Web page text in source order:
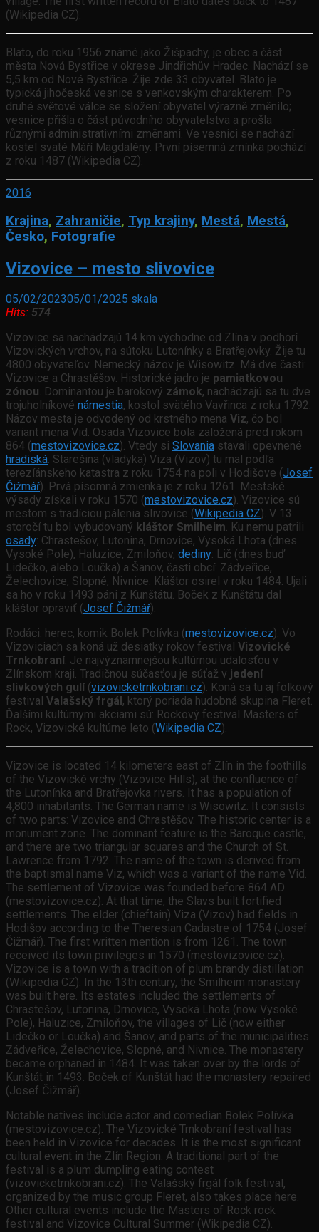
(Wikipedia CZ).
Blato, do roku 1956 známé jako Žišpachy, je obec a část
města Nová Bystřice v okrese Jindřichův Hradec. Nachází se
5,5 km od Nové Bystřice. Žije zde 33 obyvatel. Blato je
typická jihočeská vesnice s venkovským charakterem. Po
druhé světové válce se složení obyvatel výrazně změnilo;
vesnice přišla o část původního obyvatelstva a prošla
různými administrativními změnami. Ve vesnici se nachází
kostel svaté Máří Magdalény. První písemná zmínka pochází
z roku 1487 (Wikipedia CZ).
2016
Krajina, Zahraničie, Typ krajiny, Mestá, Mestá,
Česko, Fotografie
Vizovice – mesto slivovice
05/02/202305/01/2025 skala
Hits: 574
Vizovice sa nachádzajú 14 km východne od Zlína v podhorí
Vizovických vrchov, na sútoku Lutonínky a Bratřejovky. Žije tu
4800 obyvateľov. Nemecký názov je Wisowitz. Má dve časti:
Vizovice a Chrastěšov. Historické jadro je pamiatkovou
zónou. Dominantou je barokový zámok, nachádzajú sa tu dve
trojuholníkové námestia, kostol svätého Vavřinca z roku 1792.
Názov mesta je odvodený od krstného mena Viz, čo bol
variant mena Vid. Osada Vizovice bola založená pred rokom
864 (mestovizovice.cz). Vtedy si Slovania stavali opevnené
hradiská. Starešina (vladyka) Viza (Vizov) tu mal podľa
terezíánskeho katastra z roku 1754 na poli v Hodišove (Josef
Čižmář). Prvá písomná zmienka je z roku 1261. Mestské
výsady získali v roku 1570 (mestovizovice.cz). Vizovice sú
mestom s tradíciou pálenia slivovice (Wikipedia CZ). V 13.
storočí tu bol vybudovaný kláštor Smilheim. Ku nemu patrili
osady: Chrastešov, Lutonina, Drnovice, Vysoká Lhota (dnes
Vysoké Pole), Haluzice, Zmiloňov, dediny: Lič (dnes buď
Lidečko, alebo Loučka) a Šanov, časti obcí: Zádveřice,
Želechovice, Slopné, Nivnice. Kláštor osirel v roku 1484. Ujali
sa ho v roku 1493 páni z Kunštátu. Boček z Kunštátu dal
kláštor opraviť (Josef Čižmář).
Rodáci: herec, komik Bolek Polívka (mestovizovice.cz). Vo
Vizoviciach sa koná už desiatky rokov festival Vizovické
Trnkobraní. Je najvýznamnejšou kultúrnou udalosťou v
Zlínskom kraji. Tradičnou súčasťou je súťaž v jedení
slivkových gulí(vizovicketrnkobrani.cz). Koná sa tu aj folkový
festival Valašský frgál , ktorý poriada hudobná skupina Fleret.
Ďalšími kultúrnymi akciami sú: Rockový festival Masters of
Rock, Vizovické kultúrne leto (Wikipedia CZ).
Vizovice is located 14 kilometers east of Zlín in the foothills
of the Vizovické vrchy (Vizovice Hills), at the confluence of
the Lutonínka and Bratřejovka rivers. It has a population of
4,800 inhabitants. The German name is Wisowitz. It consists
of two parts: Vizovice and Chrastěšov. The historic center is a
monument zone. The dominant feature is the Baroque castle,
and there are two triangular squares and the Church of St.
Lawrence from 1792. The name of the town is derived from
the baptismal name Viz, which was a variant of the name Vid.
The settlement of Vizovice was founded before 864 AD
(mestovizovice.cz). At that time, the Slavs built fortified
settlements. The elder (chieftain) Viza (Vizov) had fields in
Hodišov according to the Theresian Cadastre of 1754 (Josef
Čižmář). The first written mention is from 1261. The town
received its town privileges in 1570 (mestovizovice.cz).
Vizovice is a town with a tradition of plum brandy distillation
(Wikipedia CZ). In the 13th century, the Smilheim monastery
was built here. Its estates included the settlements of
Chrastešov, Lutonina, Drnovice, Vysoká Lhota (now Vysoké
Pole), Haluzice, Zmiloňov, the villages of Lič (now either
Lidečko or Loučka) and Šanov, and parts of the municipalities
Zádveřice, Želechovice, Slopné, and Nivnice. The monastery
became orphaned in 1484. It was taken over by the lords of
Kunštát in 1493. Boček of Kunštát had the monastery repaired
(Josef Čižmář).
Notable natives include actor and comedian Bolek Polívka
(mestovizovice.cz). The Vizovické Trnkobraní festival has
been held in Vizovice for decades. It is the most significant
cultural event in the Zlín Region. A traditional part of the
festival is a plum dumpling eating contest
(vizovicketrnkobrani.cz). The Valašský frgál folk festival,
organized by the music group Fleret, also takes place here.
Other cultural events include the Masters of Rock rock
festival and Vizovice Cultural Summer (Wikipedia CZ).